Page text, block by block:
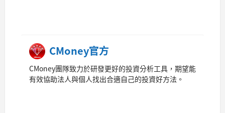
CMoney官方
CMoney團隊致力於研發更好的投資分析工具，期望能
有效協助法人與個人找出合適自己的投資好方法。